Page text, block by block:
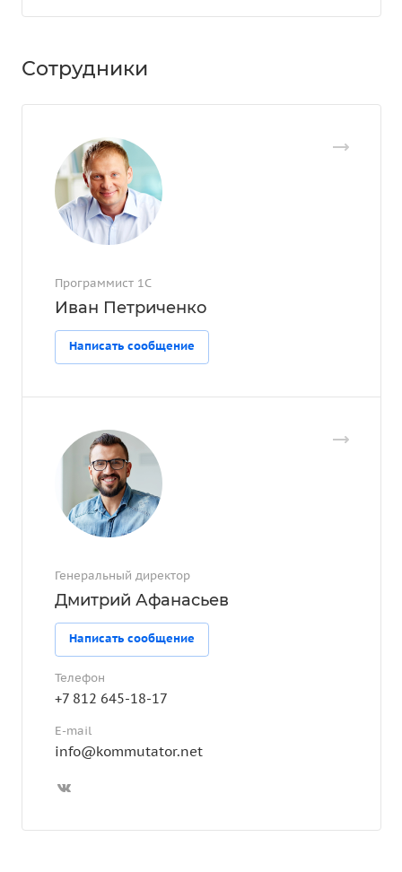
Сотрудники
Программист 1С
Иван Петриченко
Написать сообщение
Генеральный директор
Дмитрий Афанасьев
Написать сообщение
Телефон
+7 812 645-18-17
E-mail
info@kommutator.net